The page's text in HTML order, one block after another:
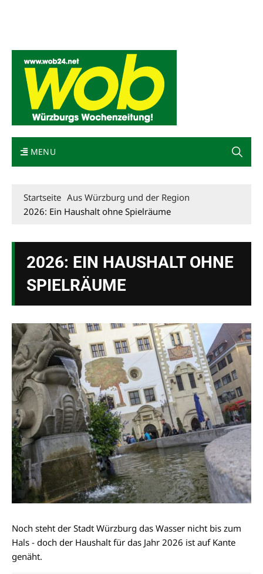
MENU
Startseite Aus Würzburg und der Region
2026: Ein Haushalt ohne Spielräume
2026: EIN HAUSHALT OHNE
SPIELRÄUME
Noch steht der Stadt Würzburg das Wasser nicht bis zum
Hals - doch der Haushalt für das Jahr 2026 ist auf Kante
genäht.